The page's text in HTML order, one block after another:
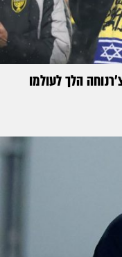
הלך לעולמו